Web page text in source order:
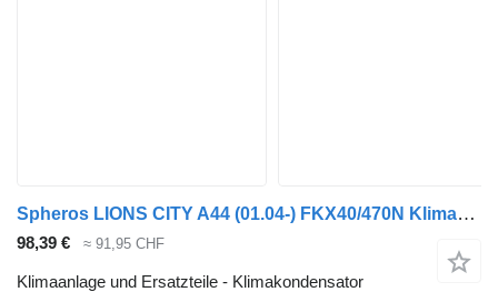
Spheros LIONS CITY A44 (01.04-) FKX40/470N Klimakondensator für MAN LIONS CITY A44 (01.04-) Bus
98,39 € ≈ 91,95 CHF
Klimaanlage und Ersatzteile - Klimakondensator